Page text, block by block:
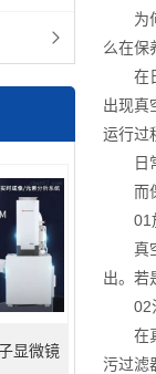
显微镜
为何
么在保
在日
出现真
运行过
日常
而保
01
真空
出。若
02油
在真
污过滤